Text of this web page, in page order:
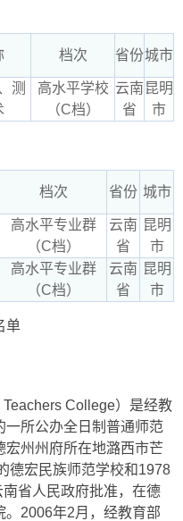
档次 省份城市
测
高水平学校
（C档）
云南
省
昆明
市
档次 省份 城市
高水平专业群
（C档）
云南
省
昆明
市
高水平专业群
（C档）
云南
省
昆明
市
单
College）是经教
一所公办全日制普通师范
宏州州府所在地潞西市芒
德宏民族师范学校和1978
省人民政府批准，在德
。2006年2月，经教育部